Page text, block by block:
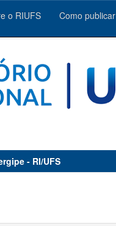
o RIUFS Como publicar
- RI/UFS